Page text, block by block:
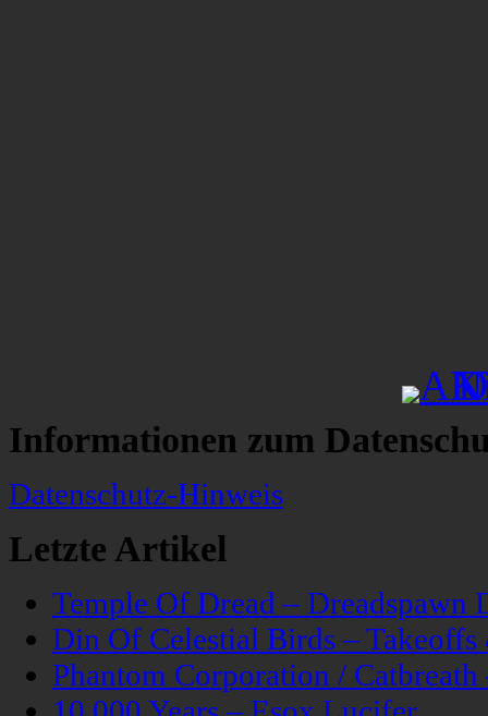
Informationen zum
Datenschutz-Hinweis
Letzte Artikel
Temple Of Dread – Dreadspawn
Din Of Celestial Birds –
Phantom Corporation /